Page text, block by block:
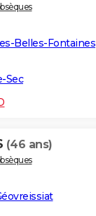
Belles-Fontaines
Sec
(46 ans)